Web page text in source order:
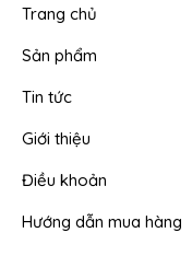
Trang chủ
Sản phẩm
Tin tức
Giới thiệu
Điều khoản
Hướng dẫn mua hàng